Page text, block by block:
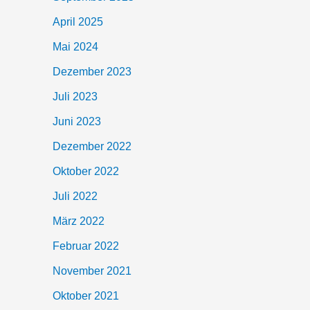
April 2025
Mai 2024
Dezember 2023
Juli 2023
Juni 2023
Dezember 2022
Oktober 2022
Juli 2022
März 2022
Februar 2022
November 2021
Oktober 2021